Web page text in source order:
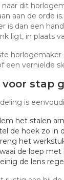
naar dit
aan de orde
is dan een
ligt, in plaats
een vernielde
voor stap
is
het stalen
de hoek zo in
het
de loep
de lens